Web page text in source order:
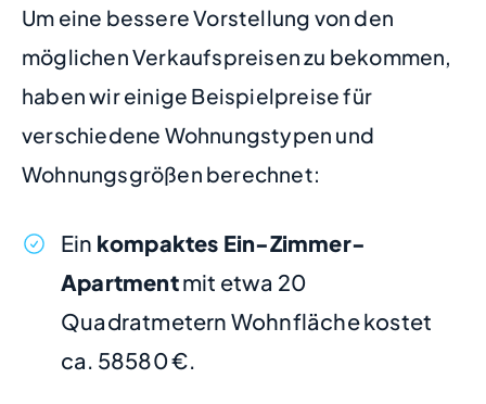
Um eine bessere Vorstellung von den
möglichen Verkaufspreisen zu bekommen,
haben wir einige Beispielpreise für
verschiedene Wohnungstypen und
Wohnungsgrößen berechnet:
Ein kompaktes Ein-Zimmer-
Apartmentmit etwa 20
Quadratmetern Wohnfläche kostet
ca. 58580 €.